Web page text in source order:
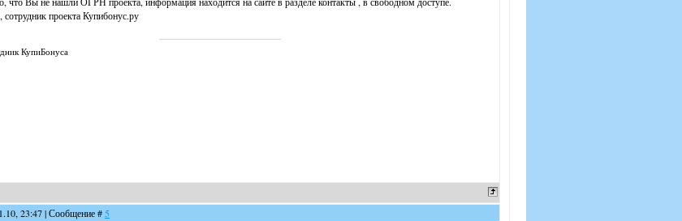
проекта Купибонус.ру
КупиБонуса
23:47 | Сообщение # 5